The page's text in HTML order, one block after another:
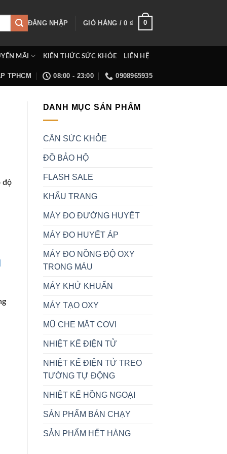
ĐĂNG NHẬP GIỎ HÀNG /0 ₫ 0
MÃI KIẾN THỨC SỨC KHỎE LIÊN HỆ
TPHCM 08:00 - 23:00 0908965935
độ
DANH MỤC SẢN PHẨM
CÂN SỨC KHỎE
ĐỒ BẢO HỘ
FLASH SALE
KHẨU TRANG
MÁY ĐO ĐƯỜNG HUYẾT
MÁY ĐO HUYẾT ÁP
MÁY ĐO NỒNG ĐỘ OXY
TRONG MÁU
MÁY KHỬ KHUẨN
MÁY TẠO OXY
MŨ CHE MẶT COVI
NHIỆT KẾ ĐIỆN TỬ
NHIỆT KẾ ĐIỆN TỬ TREO
TƯỜNG TỰ ĐỘNG
NHIỆT KẾ HỒNG NGOẠI
SẢN PHẨM BÁN CHẠY
SẢN PHẨM HẾT HÀNG